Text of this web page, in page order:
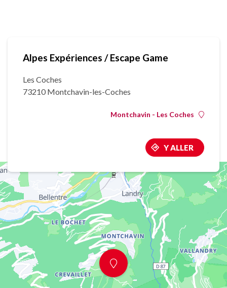
Alpes Expériences / Escape Game
Les Coches
73210 Montchavin-les-Coches
Montchavin - Les Coches
Y ALLER